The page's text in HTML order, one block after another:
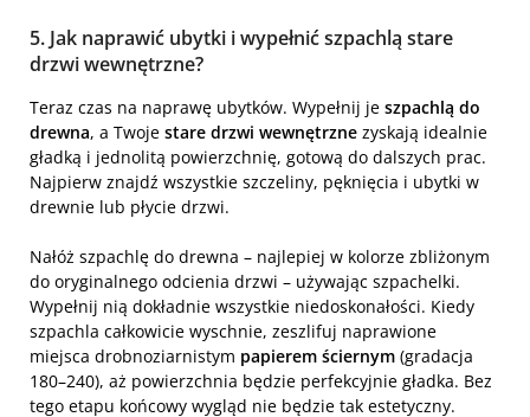
5. Jak naprawić ubytki i wypełnić szpachlą stare
drzwi wewnętrzne?
Teraz czas na naprawę ubytków. Wypełnij je szpachlą do
drewna, a Twoje stare drzwi wewnętrzne zyskają idealnie
gładką i jednolitą powierzchnię, gotową do dalszych prac.
Najpierw znajdź wszystkie szczeliny, pęknięcia i ubytki w
drewnie lub płycie drzwi.
Nałóż szpachlę do drewna – najlepiej w kolorze zbliżonym
do oryginalnego odcienia drzwi – używając szpachelki.
Wypełnij nią dokładnie wszystkie niedoskonałości. Kiedy
szpachla całkowicie wyschnie, zeszlifuj naprawione
miejsca drobnoziarnistym papierem ściernym (gradacja
180–240), aż powierzchnia będzie perfekcyjnie gładka. Bez
tego etapu końcowy wygląd nie będzie tak estetyczny.